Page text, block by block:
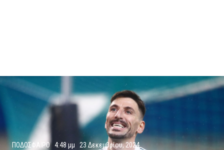
ΠΟΔΟΣΦΑΙΡΟ 4:48 μμ 23 Δεκεμβρίου, 2024